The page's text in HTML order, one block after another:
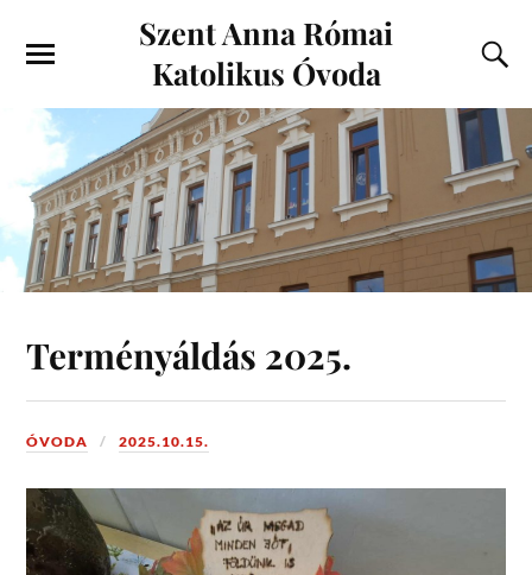
Szent Anna Római
Katolikus Óvoda
Terményáldás 2025.
ÓVODA 2025.10.15.